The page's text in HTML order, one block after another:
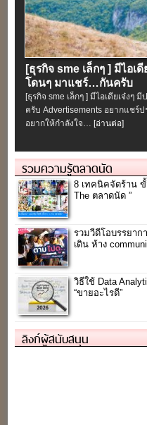
[ธุรกิจ sme เล็กๆ ] มีไอเ
โดนๆ มาแชร์…กันครับ
[ธุรกิจ sme เล็กๆ ] มีไอเดียเจ๋ง
ครับ Advertisements อยากแช
อยากให้กำลังใจ…[อ่านต่อ]
รวมความรู้ตลาดนัด
8 เทคนิคจัดร้าน ขั้
The ตลาดนัด ”
รวมวีดีโอบรรยาก
เดิน ห้าง
วิธีใช้ Data
“ขายอะไรดี”
ลิงก์ผู้สนับสนุน